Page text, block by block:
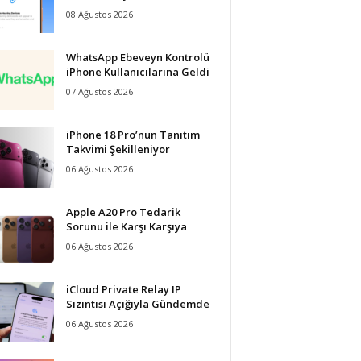
08 Ağustos 2026
WhatsApp Ebeveyn Kontrolü
iPhone Kullanıcılarına Geldi
07 Ağustos 2026
iPhone 18 Pro’nun Tanıtım
Takvimi Şekilleniyor
06 Ağustos 2026
Apple A20 Pro Tedarik
Sorunu ile Karşı Karşıya
06 Ağustos 2026
iCloud Private Relay IP
Sızıntısı Açığıyla Gündemde
06 Ağustos 2026